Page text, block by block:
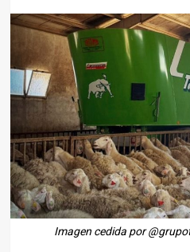
Imagen cedida por